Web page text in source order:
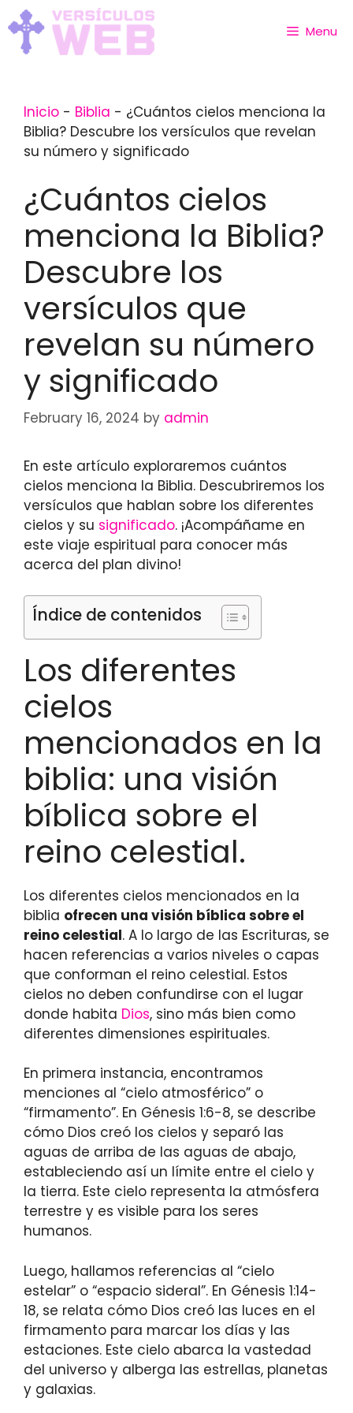
Skip
to
content
Menu
Inicio - Biblia - ¿Cuántos cielos menciona la
Biblia? Descubre los versículos que revelan
su número y significado
¿Cuántos cielos
menciona la Biblia?
Descubre los
versículos que
revelan su número
y significado
February 16, 2024 by admin
En este artículo exploraremos cuántos
cielos menciona la Biblia. Descubriremos los
versículos que hablan sobre los diferentes
cielos y su significado. ¡Acompáñame en
este viaje espiritual para conocer más
acerca del plan divino!
Índice de contenidos
Los diferentes
cielos
mencionados en la
biblia: una visión
bíblica sobre el
reino celestial.
Los diferentes cielos mencionados en la
biblia ofrecen una visión bíblica sobre el
reino celestial. A lo largo de las Escrituras, se
hacen referencias a varios niveles o capas
que conforman el reino celestial. Estos
cielos no deben confundirse con el lugar
donde habita Dios, sino más bien como
diferentes dimensiones espirituales.
En primera instancia, encontramos
menciones al “cielo atmosférico” o
“firmamento”. En Génesis 1:6-8, se describe
cómo Dios creó los cielos y separó las
aguas de arriba de las aguas de abajo,
estableciendo así un límite entre el cielo y
la tierra. Este cielo representa la atmósfera
terrestre y es visible para los seres
humanos.
Luego, hallamos referencias al “cielo
estelar” o “espacio sideral”. En Génesis 1:14-
18, se relata cómo Dios creó las luces en el
firmamento para marcar los días y las
estaciones. Este cielo abarca la vastedad
del universo y alberga las estrellas, planetas
y galaxias.